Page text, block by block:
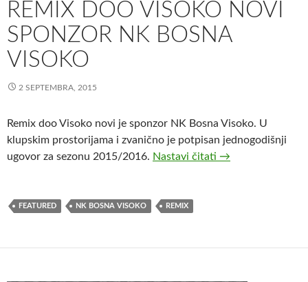
REMIX DOO VISOKO NOVI
SPONZOR NK BOSNA
VISOKO
2 SEPTEMBRA, 2015
Remix doo Visoko novi je sponzor NK Bosna Visoko. U
klupskim prostorijama i zvanično je potpisan jednogodišnji
ugovor za sezonu 2015/2016. Nastavi čitati Remix doo
→
FEATURED NK BOSNA VISOKO REMIX